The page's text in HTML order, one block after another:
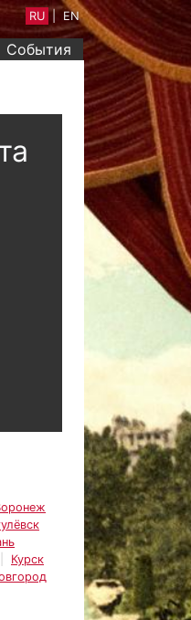
События
RU EN
Курск